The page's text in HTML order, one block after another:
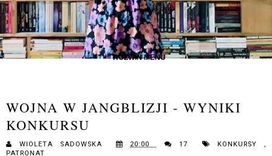
≡ ROZWIŃ MENU
WOJNA W JANGBLIZJI - WYNIKI
KONKURSU
WIOLETA SADOWSKA 20:00 17 KONKURSY,
PATRONAT